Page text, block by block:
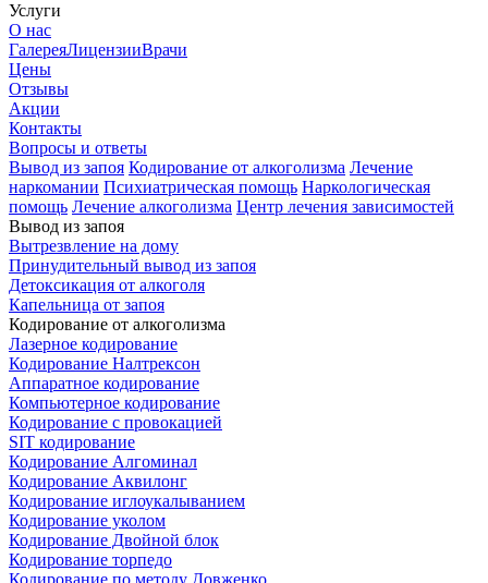
Услуги
О нас
ГалереяЛицензииВрачи
Цены
Отзывы
Акции
Контакты
Вопросы и ответы
Вывод из запоя Кодирование от алкоголизма Лечение
наркомании Психиатрическая помощь Наркологическая
помощь Лечение алкоголизма Центр лечения зависимостей
Вывод из запоя
Вытрезвление на дому
Принудительный вывод из запоя
Детоксикация от алкоголя
Капельница от запоя
Кодирование от алкоголизма
Лазерное кодирование
Кодирование Налтрексон
Аппаратное кодирование
Компьютерное кодирование
Кодирование с провокацией
SIT кодирование
Кодирование Алгоминал
Кодирование Аквилонг
Кодирование иглоукалыванием
Кодирование уколом
Кодирование Двойной блок
Кодирование торпедо
Кодирование по методу Довженко